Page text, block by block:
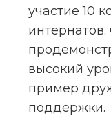
участие 10
высокий
пример
поддержки.